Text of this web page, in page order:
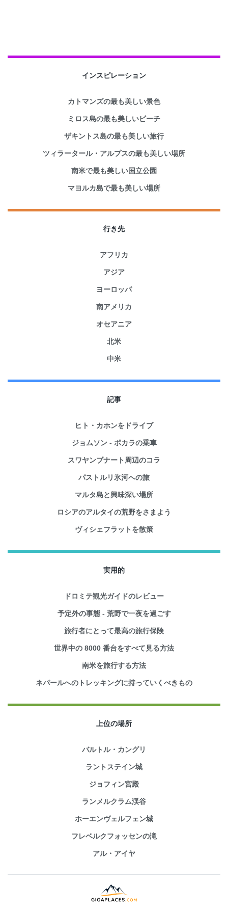
インスピレーション
カトマンズの最も美しい景色
ミロス島の最も美しいビーチ
ザキントス島の最も美しい旅行
ツィラータール・アルプスの最も美しい場所
南米で最も美しい国立公園
マヨルカ島で最も美しい場所
行き先
アフリカ
アジア
ヨーロッパ
南アメリカ
オセアニア
北米
中米
記事
ヒト・カホンをドライブ
ジョムソン - ポカラの乗車
スワヤンブナート周辺のコラ
パストルリ氷河への旅
マルタ島と興味深い場所
ロシアのアルタイの荒野をさまよう
ヴィシェフラットを散策
実用的
ドロミテ観光ガイドのレビュー
予定外の事態 - 荒野で一夜を過ごす
旅行者にとって最高の旅行保険
世界中の 8000 番台をすべて見る方法
南米を旅行する方法
ネパールへのトレッキングに持っていくべきもの
上位の場所
バルトル・カングリ
ラントステイン城
ジョフィン宮殿
ランメルクラム渓谷
ホーエンヴェルフェン城
フレベルクフォッセンの滝
アル・アイヤ